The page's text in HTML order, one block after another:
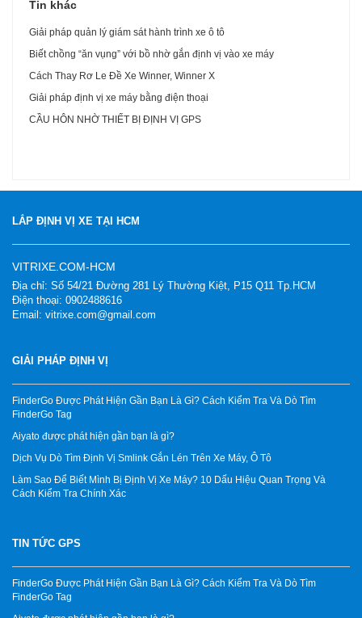
Tin khác
Giải pháp quản lý giám sát hành trình xe ô tô
Biết chồng “ăn vụng” với bồ nhờ gắn định vị vào xe máy
Cách Thay Rơ Le Đề Xe Winner, Winner X
Giải pháp định vị xe máy bằng điện thoại
CẦU HÔN NHỜ THIẾT BỊ ĐỊNH VỊ GPS
LẮP ĐỊNH VỊ XE TẠI HCM
VITRIXE.COM-HCM
Địa chỉ: Số 54/21 Đường 281 Lý Thường Kiệt, P15 Q11 Tp.HCM
Điện thoại: 0902488616
Email: vitrixe.com@gmail.com
GIẢI PHÁP ĐỊNH VỊ
FinderGo Được Phát Hiện Gần Bạn Là Gì? Cách Kiểm Tra Và Dò Tìm
FinderGo Tag
Aiyato được phát hiện gần bạn là gì?
Dịch Vụ Dò Tìm Định Vị Smlink Gắn Lén Trên Xe Máy, Ô Tô
Làm Sao Để Biết Mình Bị Định Vị Xe Máy? 10 Dấu Hiệu Quan Trọng Và
Cách Kiểm Tra Chính Xác
TIN TỨC GPS
FinderGo Được Phát Hiện Gần Bạn Là Gì? Cách Kiểm Tra Và Dò Tìm
FinderGo Tag